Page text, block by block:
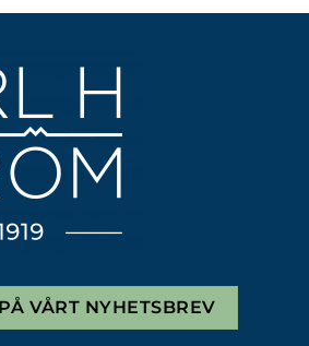
VÅRT NYHETSBREV